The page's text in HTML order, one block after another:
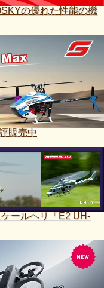
の優れた性能の機
販売中
ールヘリ「E2 UH-